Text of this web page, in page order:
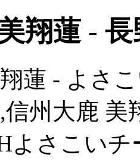
翔蓮 -
蓮 - よさ
信州大鹿
よさこい